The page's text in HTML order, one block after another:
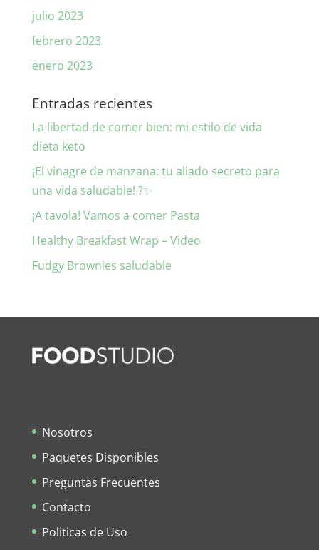
julio 2023
febrero 2023
enero 2023
Entradas recientes
La libertad de comer bien: mi estilo de vida
dieta keto
¡El vinagre de manzana: tu aliado secreto para
una vida saludable! ?✨
¡A tavola! Vamos a comer Pasta
Healthy Breakfast Wrap – Video
Fudgy Brownies saludable
Nosotros
Paquetes Disponibles
Preguntas Frecuentes
Contacto
Politicas de Uso